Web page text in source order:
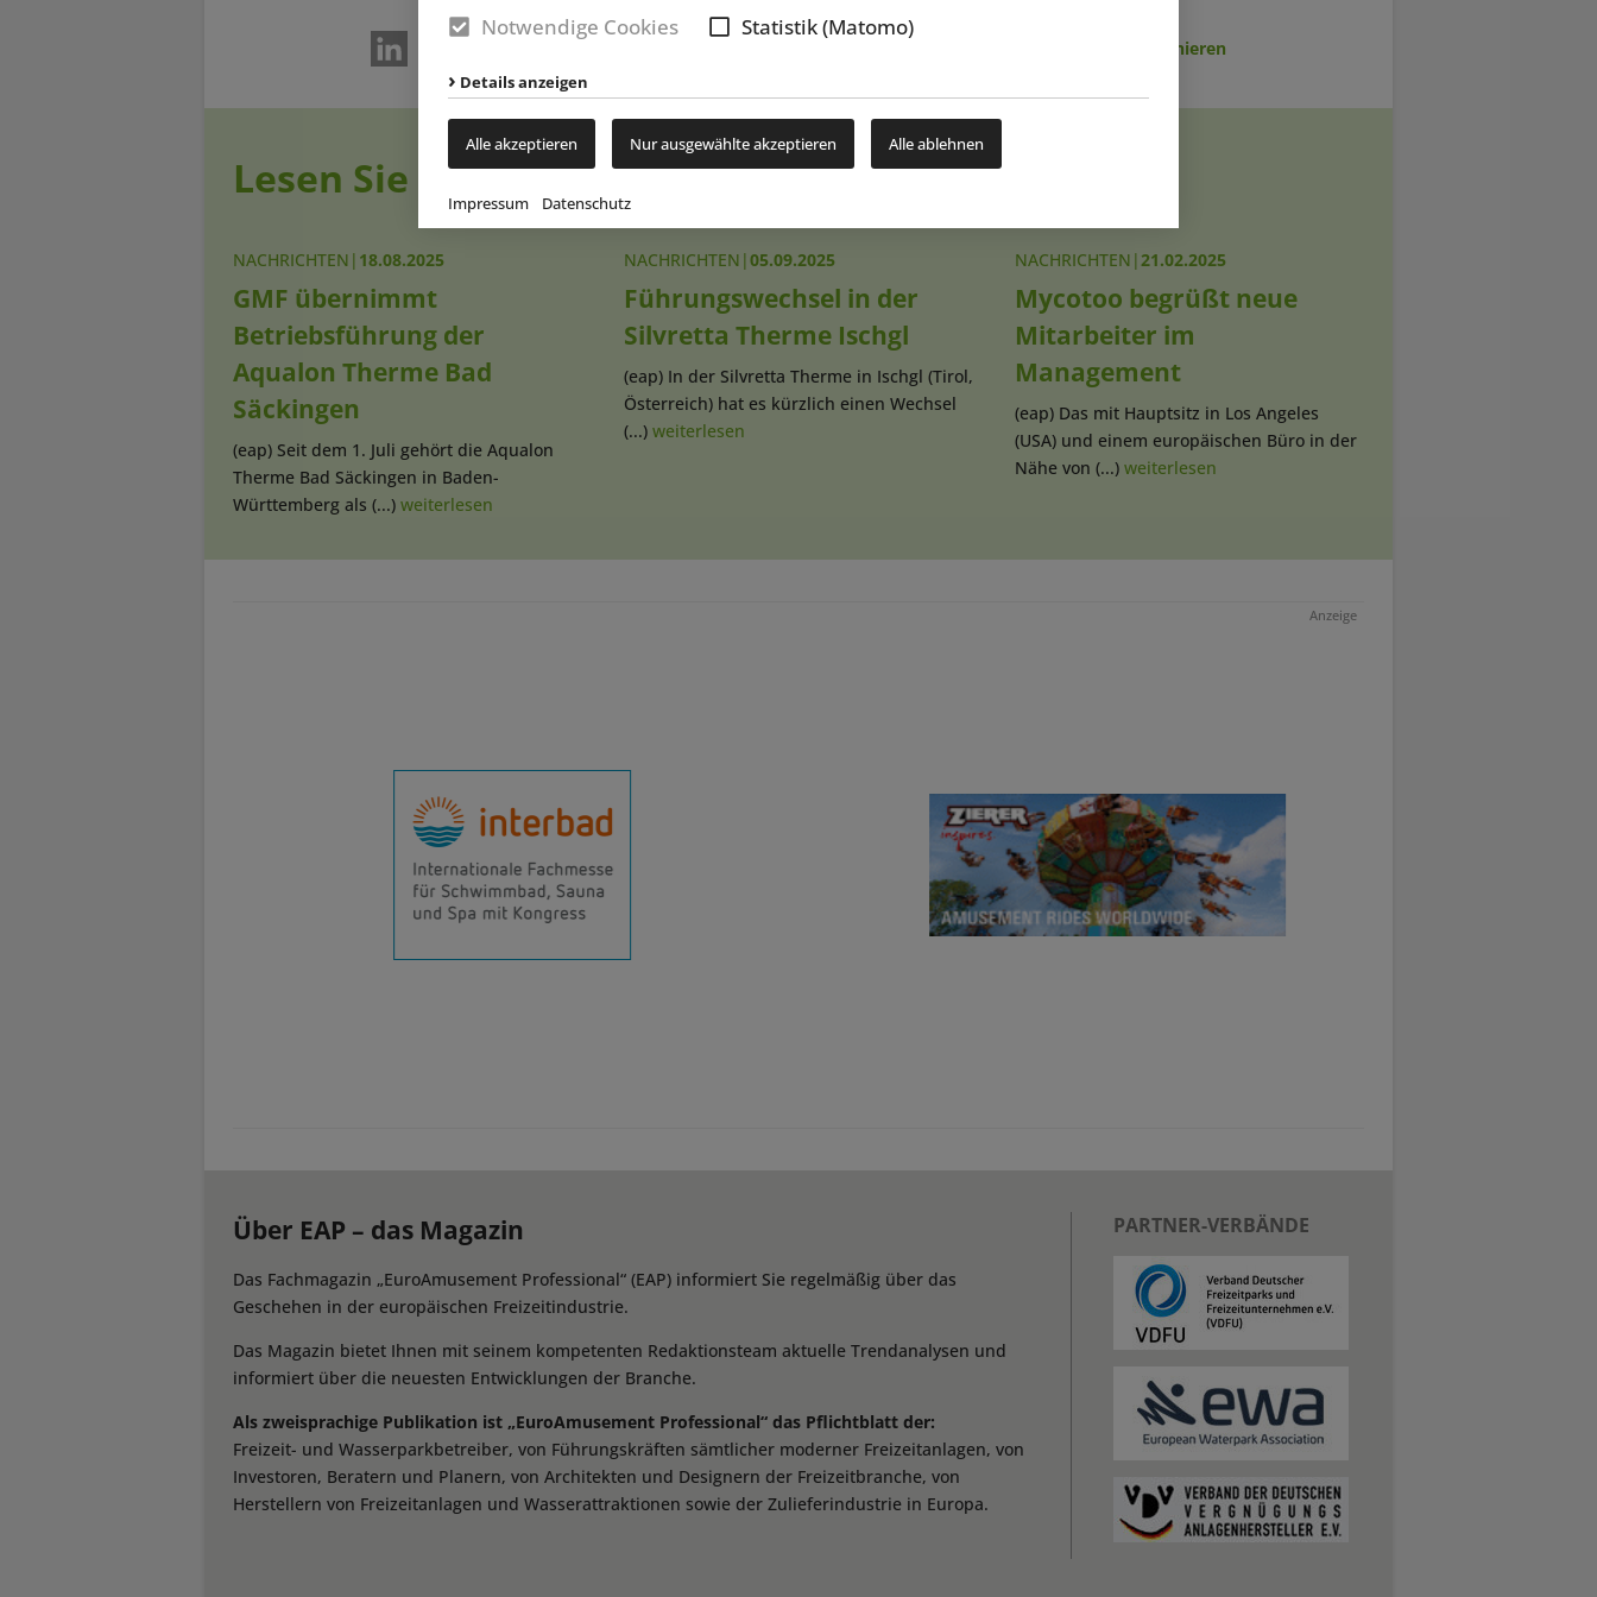
Notwendige Cookies Statistik (Matomo)
Details anzeigen
Alle akzeptieren Nur ausgewählte akzeptieren Alle ablehnen
Impressum Datenschutz
Newsletter abonnieren
Lesen Sie auch
NACHRICHTEN | 18.08.2025
GMF übernimmt
Betriebsführung der
Aqualon Therme Bad
Säckingen
(eap) Seit dem 1. Juli gehört die Aqualon
Therme Bad Säckingen in Baden-
Württemberg als (...) weiterlesen
NACHRICHTEN |05.09.2025
Führungswechsel in der
Silvretta Therme Ischgl
(eap) In der Silvretta Therme in Ischgl (Tirol,
Österreich) hat es kürzlich einen Wechsel
(...) weiterlesen
NACHRICHTEN |21.02.2025
Mycotoo begrüßt neue
Mitarbeiter im
Management
(eap) Das mit Hauptsitz in Los Angeles
(USA) und einem europäischen Büro in der
Nähe von (...) weiterlesen
Anzeige
Über EAP – das Magazin
Das Fachmagazin „EuroAmusement Professional“ (EAP) informiert Sie regelmäßig über das
Geschehen in der europäischen Freizeitindustrie.
Das Magazin bietet Ihnen mit seinem kompetenten Redaktionsteam aktuelle Trendanalysen und
informiert über die neuesten Entwicklungen der Branche.
Als zweisprachige Publikation ist „EuroAmusement Professional“ das Pflichtblatt der:
Freizeit- und Wasserparkbetreiber, von Führungskräften sämtlicher moderner Freizeitanlagen, von
Investoren, Beratern und Planern, von Architekten und Designern der Freizeitbranche, von
Herstellern von Freizeitanlagen und Wasserattraktionen sowie der Zulieferindustrie in Europa.
PARTNER-VERBÄNDE